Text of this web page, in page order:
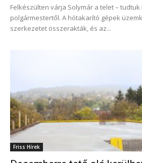
Felkészülten várja Solymár a telet – tudtuk
polgármestertől. A hótakarító gépek
szerkezetet összerakták, és az...
Friss Hírek